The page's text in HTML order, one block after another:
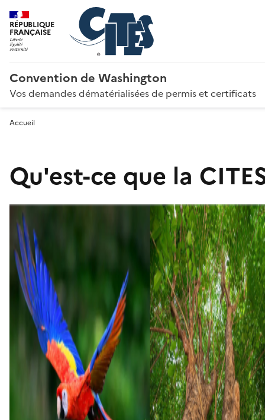
RÉPUBLIQUE
FRANÇAISE
Convention de Washington
Vos demandes dématérialisées de permis et certificats
Accueil
Qu'est-ce que la